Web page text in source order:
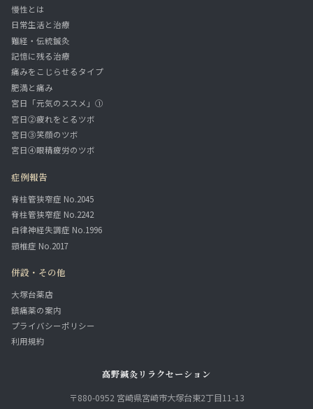
慢性とは
日常生活と治療
難経・伝統鍼灸
記憶に残る治療
痛みをこじらせるタイプ
肥満と痛み
宮日「元気のススメ」①
宮日②疲れをとるツボ
宮日③笑顔のツボ
宮日④眼精疲労のツボ
症例報告
脊柱管狭窄症 No.2045
脊柱管狭窄症 No.2242
自律神経失調症 No.1996
頸椎症 No.2017
併設・その他
大塚台薬店
鎮痛薬の案内
プライバシーポリシー
利用規約
高野鍼灸リラクセーション
〒880-0952 宮崎県宮崎市大塚台東2丁目11-13